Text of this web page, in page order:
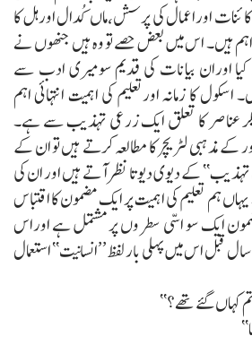
کائنات اوراعمال کی پرسش،ماں کُدال اورہل کا
ہیں۔ اس میں بعض حصے تو وہ ہیں جنھوں نے
کیا اوران بیانات کی قدیم سومیری ادب سے
کا زمانہ اورتعلیم کی اہمیت انتہائی اہم
عناصر کا تعلق ایک زرعی تہذیب سے ہے۔
مذہبی لٹریچر کا مطالعہ کرتے ہیں تو ان کے
تہذیب‘‘ کے دیوی دیوتا نظر آتے ہیں اور ان کی
ہم تعلیم کی اہمیت پر ایک مضمون کا اقتباس
ایک سو اسّی سطروں پر مشتمل ہے اوراس
قبل اس میں پہلی بار لفظ ’’انسانیت‘‘ استعمال
کہاں گئے تھے؟‘‘